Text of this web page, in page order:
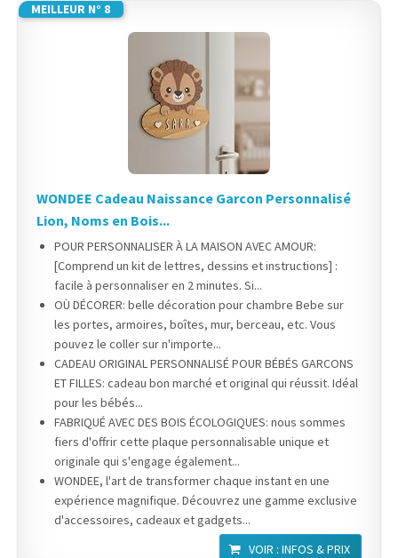
MEILLEUR N° 8
WONDEE Cadeau Naissance Garcon Personnalisé
Lion, Noms en Bois...
POUR PERSONNALISER À LA MAISON AVEC AMOUR:
[Comprend un kit de lettres, dessins et instructions] :
facile à personnaliser en 2 minutes. Si...
OÙ DÉCORER: belle décoration pour chambre Bebe sur
les portes, armoires, boîtes, mur, berceau, etc. Vous
pouvez le coller sur n'importe...
CADEAU ORIGINAL PERSONNALISÉ POUR BÉBÉS GARCONS
ET FILLES: cadeau bon marché et original qui réussit. Idéal
pour les bébés...
FABRIQUÉ AVEC DES BOIS ÉCOLOGIQUES: nous sommes
fiers d'offrir cette plaque personnalisable unique et
originale qui s'engage également...
WONDEE, l'art de transformer chaque instant en une
expérience magnifique. Découvrez une gamme exclusive
d'accessoires, cadeaux et gadgets...
VOIR : INFOS & PRIX